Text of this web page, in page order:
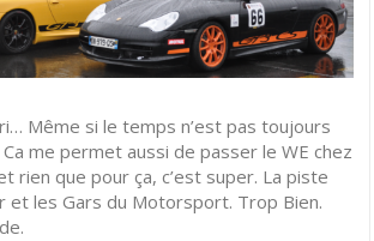
Même si le temps n’est pas toujours
me permet aussi de passer le WE chez
rien que pour ça, c’est super. La piste
et les Gars du Motorsport. Trop Bien.